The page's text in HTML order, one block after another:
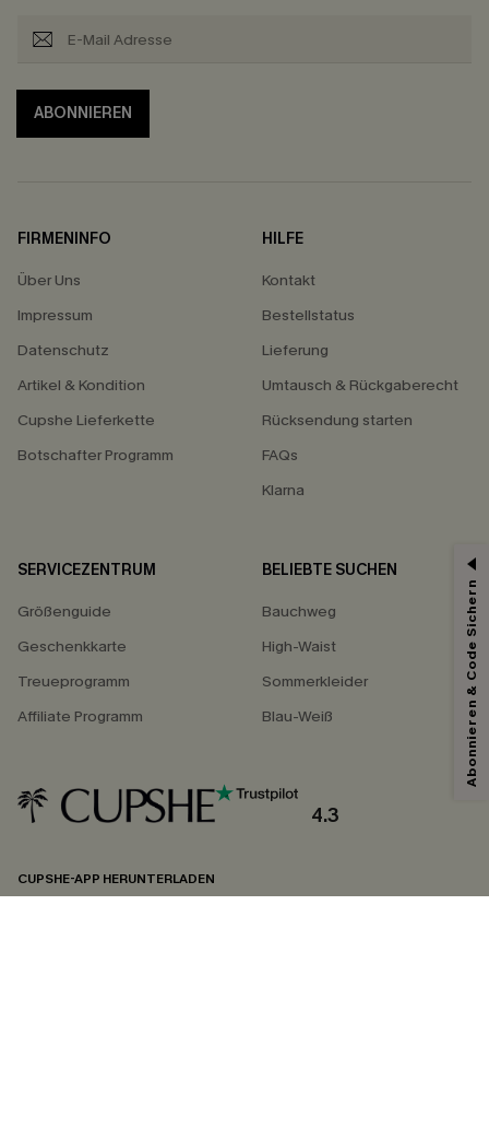
ABONNIEREN
FIRMENINFO
Über Uns
Impressum
Datenschutz
Artikel & Kondition
Cupshe Lieferkette
Botschafter Programm
HILFE
Kontakt
Bestellstatus
Lieferung
Umtausch & Rückgaberecht
Rücksendung starten
FAQs
Klarna
SERVICEZENTRUM
Größenguide
Geschenkkarte
Treueprogramm
Affiliate Programm
BELIEBTE SUCHEN
Bauchweg
High-Waist
Sommerkleider
Blau-Weiß
4.3
CUPSHE-APP HERUNTERLADEN
15% ERHALTEN
15% ohne MBW für E-Mail-Abonnenten.
*Ein Code pro Bestellung. Jeder Code ist einmal gültig.
undDatenschutzbestimmungen. Sie können sich jederzeit abmelden.
Abonnieren & Code Sichern